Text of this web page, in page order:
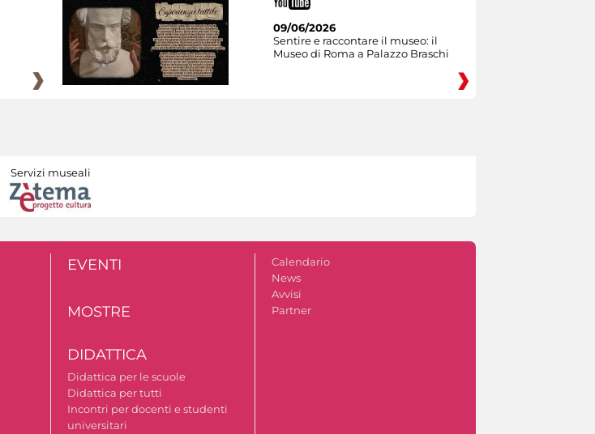
09/06/2026
Sentire e raccontare il museo: il
Museo di Roma a Palazzo Braschi
Servizi museali
EVENTI
MOSTRE
DIDATTICA
Didattica per le scuole
Didattica per tutti
Incontri per docenti e studenti
universitari
Calendario
News
Avvisi
Partner